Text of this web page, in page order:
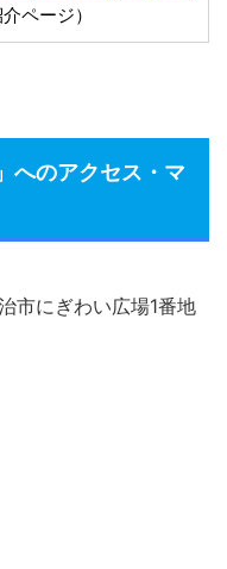
ページ）
へのアクセス・マ
治市にぎわい広場1番地